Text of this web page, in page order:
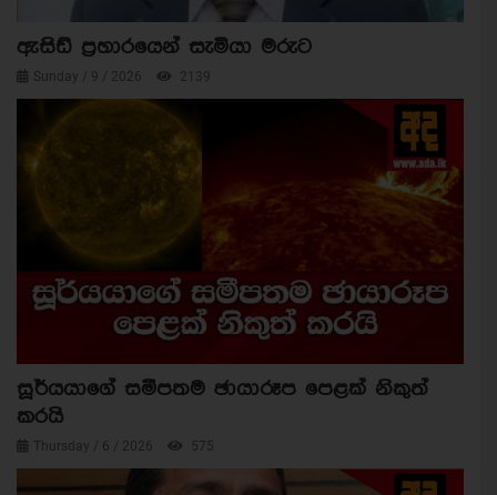
ඇසිඩ් ප්‍රහාරයෙන් සැමියා මරුට
Sunday / 9 / 2026 2139
සූර්යයාගේ සමීපතම ඡායාරූප පෙළක් නිකුත්
කරයි
Thursday / 6 / 2026 575